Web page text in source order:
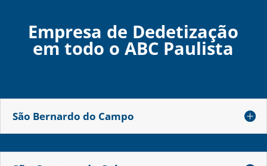
Empresa de Dedetização
em todo o ABC Paulista
São Bernardo do Campo